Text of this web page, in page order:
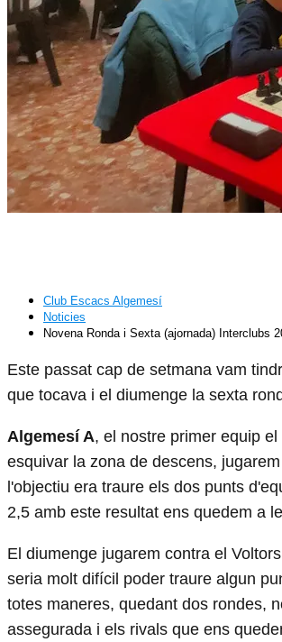
Club Escacs Algemesí
Noticies
Novena Ronda i Sexta (ajornada) Interclubs
Este passat cap de setmana vam
que tocava i el diumenge la sexta
Algemesí A, el nostre primer equip
esquivar la zona de descens,
l'objectiu era traure els dos punts
2,5 amb este resultat ens quedem a
El diumenge jugarem contra el
seria molt difícil poder traure algun
totes maneres, quedant dos rondes,
assegurada i els rivals que ens